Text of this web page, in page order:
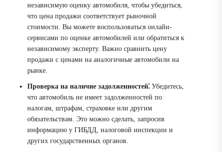
независимую оценку автомобиля, чтобы убедиться,
что цена продажи соответствует рыночной
стоимости. Вы можете воспользоваться онлайн-
сервисами по оценке автомобилей или обратиться к
независимому эксперту. Важно сравнить цену
продажи с ценами на аналогичные автомобили на
рынке.
Проверка на наличие задолженностей⁚ Убедитесь,
что автомобиль не имеет задолженностей по
налогам, штрафам, страховке или другим
обязательствам. Это можно сделать, запросив
информацию у ГИБДД, налоговой инспекции и
других государственных органов.